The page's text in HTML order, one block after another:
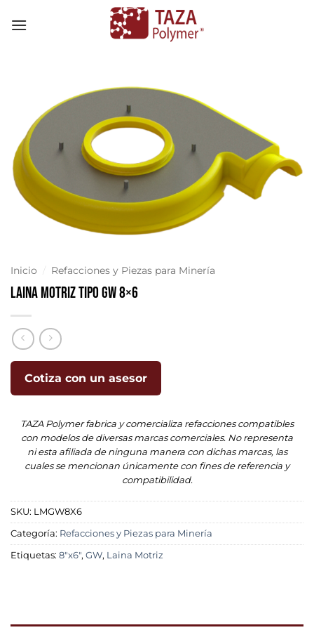
Inicio Refacciones y Piezas para Minería
Laina Motriz Tipo GW 8×6
Cotiza con un asesor
TAZA Polymer fabrica y comercializa refacciones compatibles
con modelos de diversas marcas comerciales. No representa
ni esta afiliada de ninguna manera con dichas marcas, las
cuales se mencionan únicamente con fines de referencia y
compatibilidad.
SKU: LMGW8X6
Categoría: Refacciones y Piezas para Minería
Etiquetas: 8"x6", GW, Laina Motriz